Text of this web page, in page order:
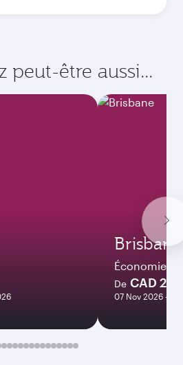
peut-être aussi...
Brisbane
Économie
De CAD
07 Nov 2026 - 10